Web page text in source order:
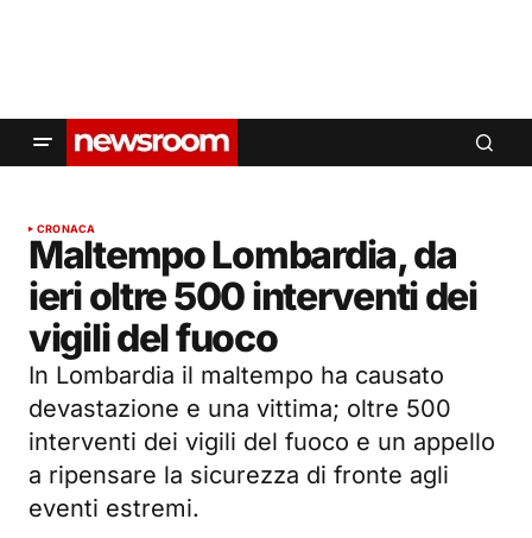
CRONACA
Maltempo Lombardia, da
ieri oltre 500 interventi dei
vigili del fuoco
In Lombardia il maltempo ha causato
devastazione e una vittima; oltre 500
interventi dei vigili del fuoco e un appello
a ripensare la sicurezza di fronte agli
eventi estremi.